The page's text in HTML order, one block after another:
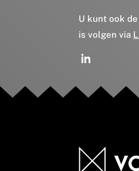
U kunt ook
is volgen via